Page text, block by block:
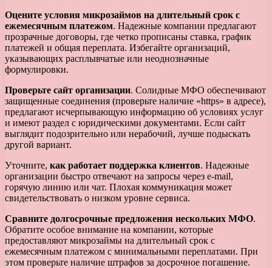
Оцените условия микрозаймов на длительный срок с
ежемесячным платежом. Надежные компании предлагают
прозрачные договоры, где четко прописаны ставка, график
платежей и общая переплата. Избегайте организаций,
указывающих расплывчатые или неоднозначные
формулировки.
Проверьте сайт организации. Солидные МФО обеспечивают
защищенные соединения (проверьте наличие «https» в адресе),
предлагают исчерпывающую информацию об условиях услуг
и имеют раздел с юридическими документами. Если сайт
выглядит подозрительно или нерабочий, лучше подыскать
другой вариант.
Уточните, как работает поддержка клиентов. Надежные
организации быстро отвечают на запросы через e-mail,
горячую линию или чат. Плохая коммуникация может
свидетельствовать о низком уровне сервиса.
Сравните долгосрочные предложения нескольких МФО.
Обратите особое внимание на компании, которые
предоставляют микрозаймы на длительный срок с
ежемесячным платежом с минимальными переплатами. При
этом проверьте наличие штрафов за досрочное погашение.